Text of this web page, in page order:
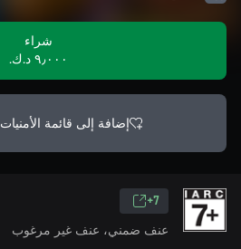
شراء
٩٫٠٠٠ د.ك.‏
إضافة إلى قائمة الأمنيات
7+
عنف ضمني، عنف غير مرغوب